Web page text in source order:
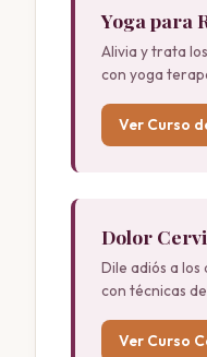
Yoga para
Alivia y trata
con yoga
Ver Curso
Dolor
Dile adiós a
con técnicas
Ver Curso